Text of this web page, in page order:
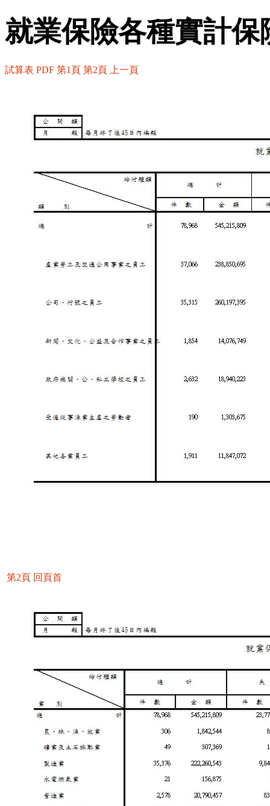
就業保險各種實計保
試算表 PDF 第1頁 第2頁 上一頁
第2頁 回頁首